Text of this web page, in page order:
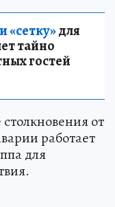
«сетку»для
тайно
гостей
от
работает
для